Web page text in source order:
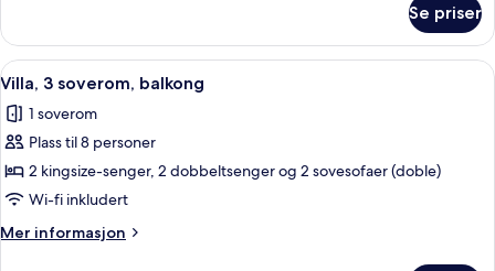
Transfer
Shower)
2
soverom,
balkong
Accessible,
Transfer
Se priser
Åpne
alle
bildene
av
Villa,
3
soverom,
balkong
Flatskjerm-TV, DVD-spiller,
5
Villa, 3 soverom, balkong
1 soverom
Plass til 8 personer
2 kingsize-senger, 2 dobbeltsenger og 2 sovesofaer (doble)
Wi-fi inkludert
Mer informasjon
Mer